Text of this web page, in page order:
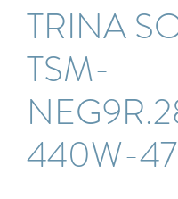
TRINA
TSM-
440W-